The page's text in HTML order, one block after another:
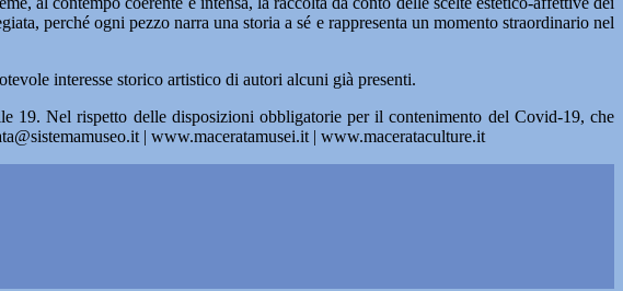
perché ogni pezzo narra una storia a sé e rappresenta un momento straordinario nel
interesse storico artistico di autori alcuni già presenti.
19. Nel rispetto delle disposizioni obbligatorie per il contenimento del Covid-19, che
| www.maceratamusei.it | www.macerataculture.it